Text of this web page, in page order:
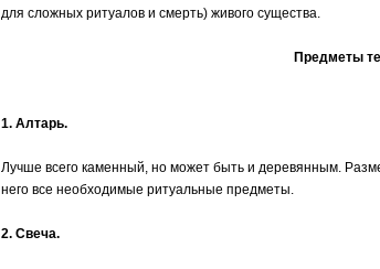
для сложных ритуалов и смерть) живого существа.
Предметы
1. Алтарь.
Лучше всего каменный, но может быть и деревянным.
него все необходимые ритуальные предметы.
2. Свеча.